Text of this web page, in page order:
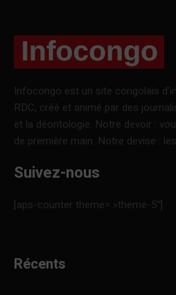
Infocongo est un site congolais
RDC, créé et animé par des
et la déontologie. Notre devoir :
de première main. Notre devise :
Suivez-nous
[aps-counter theme= »theme-5″]
Récents